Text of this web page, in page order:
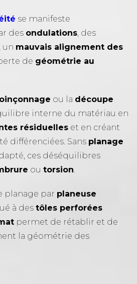
se manifeste
des ondulations, des
un mauvais alignement des
de géométrie au
ou la découpe
interne du matériau en
résiduelles et en créant
différenciées. Sans planage
ces déséquilibres
ou torsion.
planage par planeuse
à des tôles perforées
permet de rétablir et de
la géométrie des